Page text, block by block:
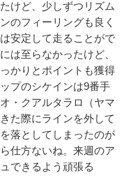
けど、少しずつリズム
のフィーリングも良く
安定して走ることがで
は至らなかったけど、
かりとポイントも獲得
プのシケインは9番手
・クアルタラロ（ヤマ
た際にラインを外して
落としてしまったのが
仕方ないね。来週のア
できるよう頑張る